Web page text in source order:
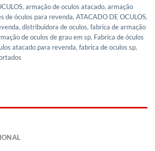
, armação de oculos atacado, armação
de óculos para revenda, ATACADO DE OCULOS,
, distribuidora de oculos, fabrica de armação
de oculos de grau em sp, Fabrica de óculos
atacado para revenda, fabrica de oculos sp,